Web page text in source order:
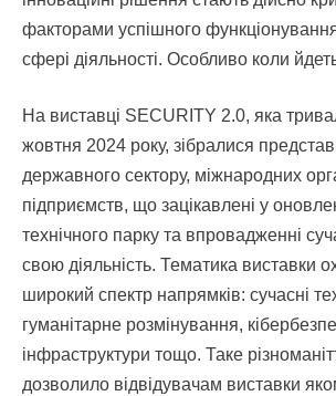
факторами успішного функціонування
сфері діяльності. Особливо коли
На виставці SECURITY 2.0, яка
жовтня 2024 року, зібралися
державного сектору, міжнародних
підприємств, що зацікавлені у
технічного парку та впровадженні
свою діяльність. Тематика виставки
широкий спектр напрямків: сучасні
гуманітарне розмінування,
інфраструктури тощо. Таке
дозволило відвідувачам виставки